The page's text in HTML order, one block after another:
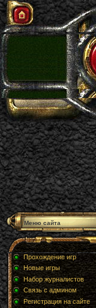
Меню сайта
Прохождение игр
Новые игры
Набор журналистов
Связь с админом
Регистрация на сайте